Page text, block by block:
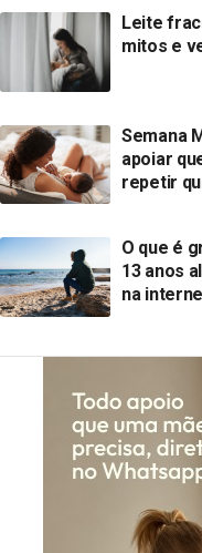
Leite
mitos e
Semana
apoiar
repetir
O que é
13 anos
na